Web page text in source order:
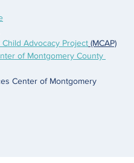
Advocacy Project (MCAP)
of Montgomery County
Center of Montgomery